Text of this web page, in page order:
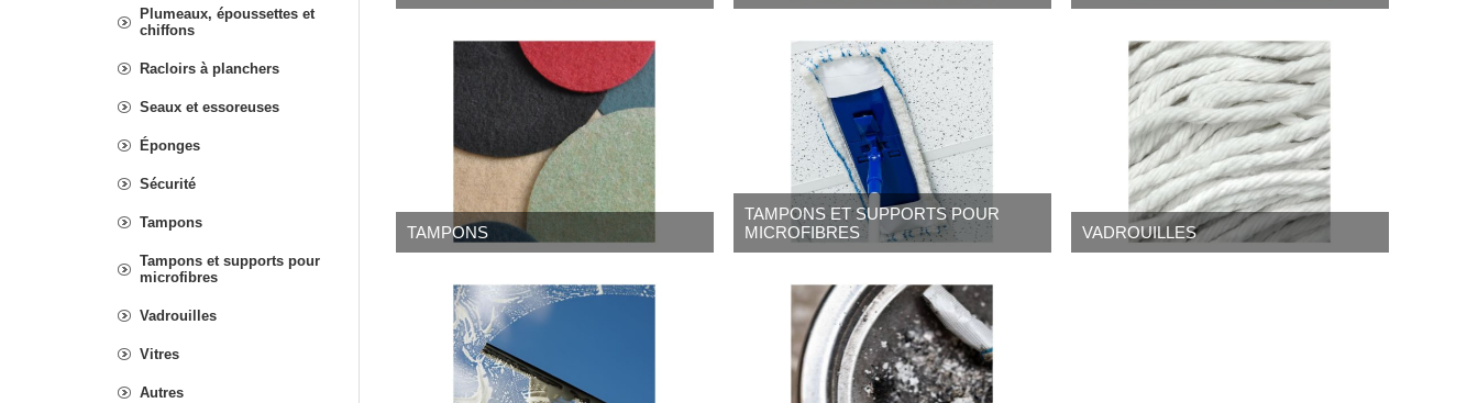
TAMPONS
TAMPONS ET SUPPORTS POUR
MICROFIBRES
VADROUILLES
Plumeaux, époussettes et
chiffons
Racloirs à planchers
Seaux et essoreuses
Éponges
Sécurité
Tampons
Tampons et supports pour
microfibres
Vadrouilles
Vitres
Autres